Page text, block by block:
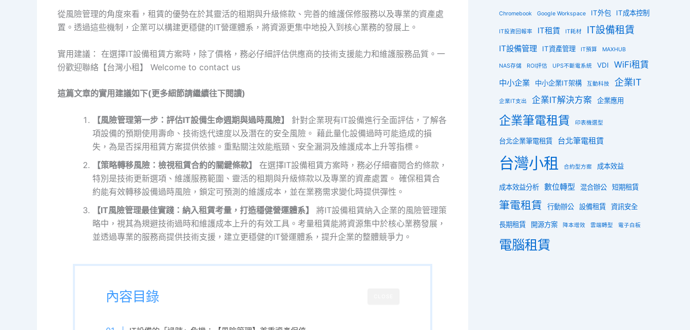
從風險管理的角度來看，租賃的優勢在於其靈活的租期與升級條款、完善的維護保修服務以及專業的資產處
置。透過這些機制，企業可以構建更穩健的IT營運體系，將資源更集中地投入到核心業務的發展上。
實用建議： 在選擇IT設備租賃方案時，除了價格，務必仔細評估供應商的技術支援能力和維護服務品質。一
份歡迎聯絡【台灣小租】 Welcome to contact us
這篇文章的實用建議如下(更多細節請繼續往下閱讀)
【風險管理第一步：評估IT設備生命週期與過時風險】
針對企業現有IT設備進行全面評估，了解各
項設備的預期使用壽命、技術迭代速度以及潛在的安全風險。 藉此量化設備過時可能造成的損
失，為是否採用租賃方案提供依據。重點關注效能瓶頸、安全漏洞及維護成本上升等指標。
【策略轉移風險：檢視租賃合約的關鍵條款】
在選擇IT設備租賃方案時，務必仔細審閱合約條款，
特別是技術更新選項、維護服務範圍、靈活的租期與升級條款以及專業的資產處置。 確保租賃合
約能有效轉移設備過時風險，鎖定可預測的維護成本，並在業務需求變化時提供彈性。
【IT風險管理最佳實踐：納入租賃考量，打造穩健營運體系】
將IT設備租賃納入企業的風險管理策
略中，視其為規避技術過時和維護成本上升的有效工具。考量租賃能將資源集中於核心業務發展，
並透過專業的服務商提供技術支援，建立更穩健的IT營運體系，提升企業的整體競爭力。
內容目錄
Chromebook Google Workspace IT外包 IT成本控制
IT投資回報率 IT租賃 IT耗材 IT設備租賃
IT設備管理 IT資產管理 IT預算 MAXHUB
NAS存儲 ROI評估 UPS不斷電系統 VDI WiFi租賃
中小企業 中小企業IT架構 互動科技 企業IT
企業IT支出 企業IT解決方案 企業應用
企業筆電租賃 印表機選型
台北企業筆電租賃 台北筆電租賃
台灣小租 合約型方案 成本效益
成本效益分析 數位轉型 混合辦公 短期租賃
筆電租賃 行動辦公 設備租賃 資訊安全
長期租賃 開源方案 降本增效 雲端轉型 電子白板
電腦租賃